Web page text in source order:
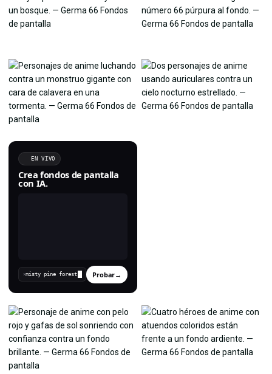
EN VIVO
Crea fondos de pantalla
con IA.
› Probar→